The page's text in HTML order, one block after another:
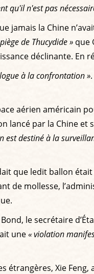
qu'il n'est pas
jamais la Chine
de Thucydide » que
déclinante.
à la confrontation »
aérien américain
par la Chine
est destiné à la
que ledit ballon
de mollesse,
le secrétaire
une« violation
étrangères, Xie